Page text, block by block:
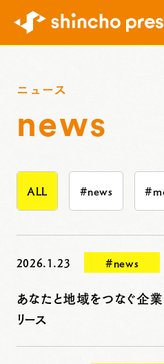
ニュース
news
ALL #news
2026.1.23 #news
あなたと地域をつなぐ企業
リース